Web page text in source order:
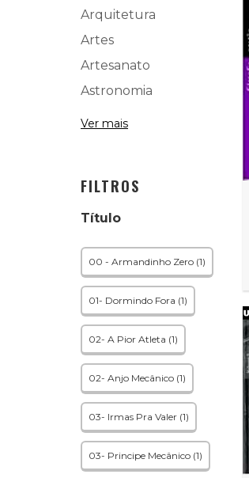
Arquitetura
Artes
Artesanato
Astronomia
Ver mais
FILTROS
Título
00 - Armandinho Zero (1)
01- Dormindo Fora (1)
02- A Pior Atleta (1)
02- Anjo Mecânico (1)
03- Irmas Pra Valer (1)
03- Principe Mecânico (1)